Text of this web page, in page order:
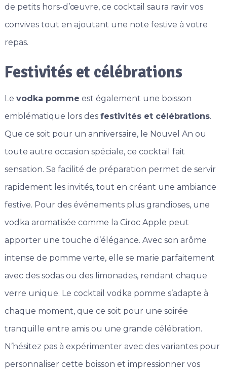
de petits hors-d’œuvre, ce cocktail saura ravir vos
convives tout en ajoutant une note festive à votre
repas.
Festivités et célébrations
Le vodka pomme est également une boisson
emblématique lors des festivités et célébrations.
Que ce soit pour un anniversaire, le Nouvel An ou
toute autre occasion spéciale, ce cocktail fait
sensation. Sa facilité de préparation permet de servir
rapidement les invités, tout en créant une ambiance
festive. Pour des événements plus grandioses, une
vodka aromatisée comme la Ciroc Apple peut
apporter une touche d’élégance. Avec son arôme
intense de pomme verte, elle se marie parfaitement
avec des sodas ou des limonades, rendant chaque
verre unique. Le cocktail vodka pomme s’adapte à
chaque moment, que ce soit pour une soirée
tranquille entre amis ou une grande célébration.
N’hésitez pas à expérimenter avec des variantes pour
personnaliser cette boisson et impressionner vos